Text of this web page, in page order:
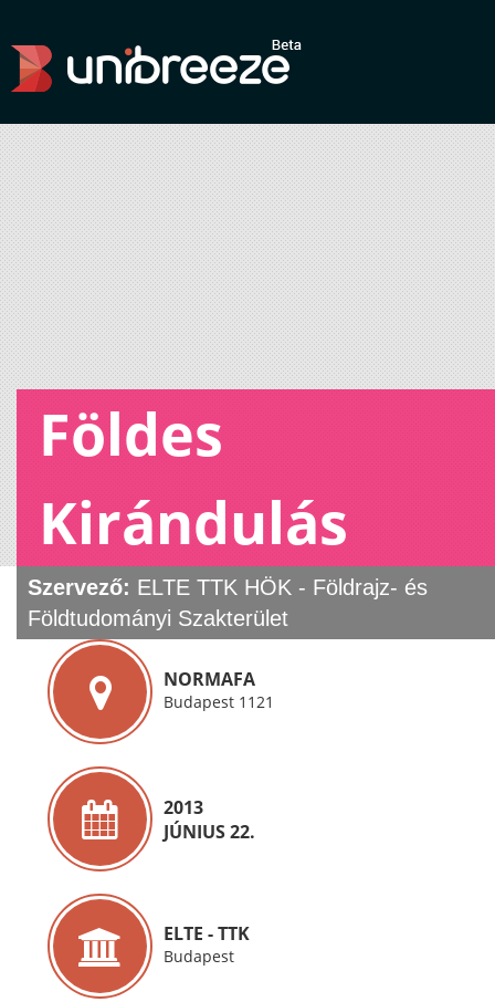
Földes
Kirándulás
Szervező: ELTE TTK HÖK - Földrajz- és
Földtudományi Szakterület
NORMAFA
Budapest 1121
2013
JÚNIUS 22.
ELTE - TTK
Budapest